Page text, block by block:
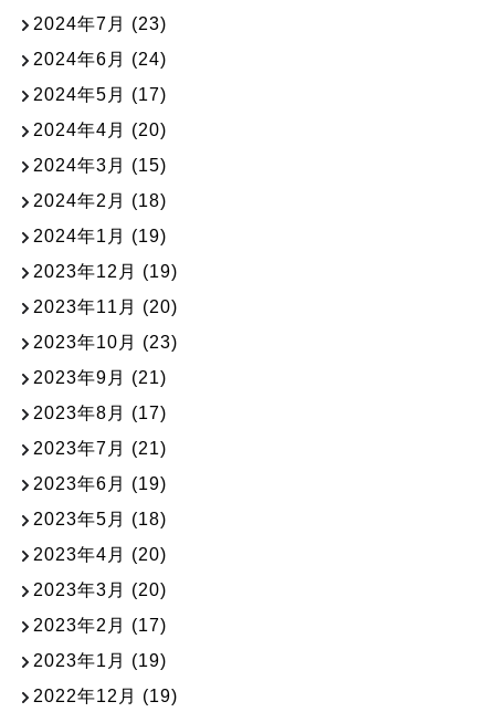
2024年7月 (23)
2024年6月 (24)
2024年5月 (17)
2024年4月 (20)
2024年3月 (15)
2024年2月 (18)
2024年1月 (19)
2023年12月 (19)
2023年11月 (20)
2023年10月 (23)
2023年9月 (21)
2023年8月 (17)
2023年7月 (21)
2023年6月 (19)
2023年5月 (18)
2023年4月 (20)
2023年3月 (20)
2023年2月 (17)
2023年1月 (19)
2022年12月 (19)